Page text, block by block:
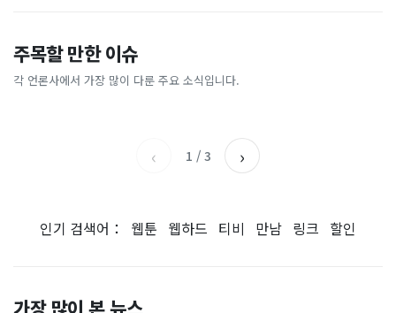
주목할 만한 이슈
각 언론사에서 가장 많이 다룬 주요 소식입니다.
이 대통령 사관학교 통합 발언
에…“서울대 법대·충암고도
없애나”
채널A
라 출렁이는 日증시
아시아경제
총리 영상에 "대체 뭐냐" 발
칵‥日 배우도 "미친 짓"
실체, 은밀하게…[중국나라]
‹ 1 / 3 ›
인기 검색어： 웹툰 웹하드 티비 만남 링크 할인
가장 많이 본 뉴스